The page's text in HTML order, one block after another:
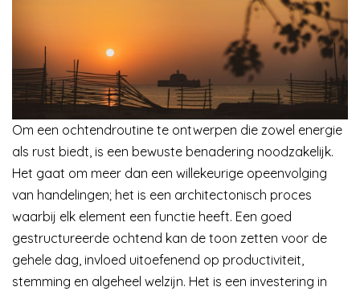
Om een ochtendroutine te ontwerpen die zowel energie
als rust biedt, is een bewuste benadering noodzakelijk.
Het gaat om meer dan een willekeurige opeenvolging
van handelingen; het is een architectonisch proces
waarbij elk element een functie heeft. Een goed
gestructureerde ochtend kan de toon zetten voor de
gehele dag, invloed uitoefenend op productiviteit,
stemming en algeheel welzijn. Het is een investering in